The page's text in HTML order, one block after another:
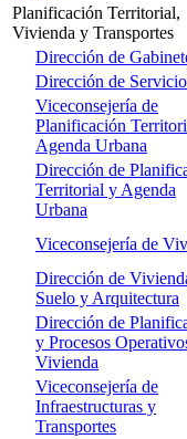
Planificación Territorial,
Vivienda y Transportes
Dirección de
Dirección de
Viceconsejería de
Planificación
Agenda Urbana
Dirección de
Territorial y Agenda
Urbana
Viceconsejería de
Dirección de
Suelo y Arquitectura
Dirección de
y Procesos
Vivienda
Viceconsejería de
Infraestructuras y
Transportes